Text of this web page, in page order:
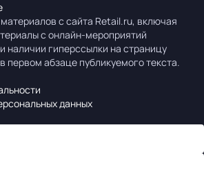
с сайта Retail.ru, включая
с онлайн-мероприятий
наличии гиперссылки на страницу
первом абзаце публикуемого текста.
данных